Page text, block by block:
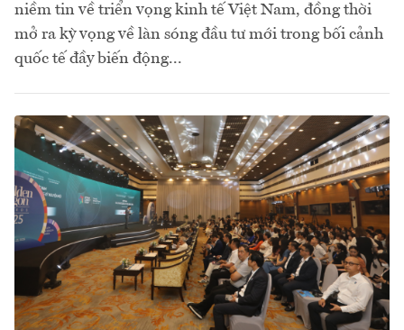
niềm tin về triển vọng kinh tế Việt Nam, đồng thời
mở ra kỳ vọng về làn sóng đầu tư mới trong bối cảnh
quốc tế đầy biến động.​..